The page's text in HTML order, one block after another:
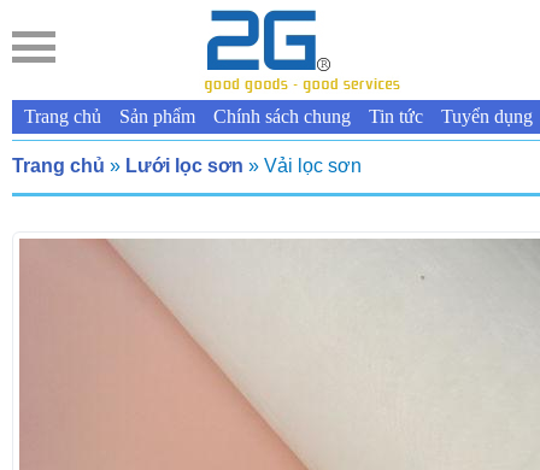
Trang chủ Sản phẩm Chính sách chung Tin tức Tuyển dụng
Trang chủ » Lưới lọc sơn » Vải lọc sơn